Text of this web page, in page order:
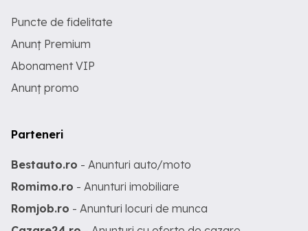
Puncte de fidelitate
Anunț Premium
Abonament VIP
Anunț promo
Parteneri
Bestauto.ro - Anunturi auto/moto
Romimo.ro - Anunturi imobiliare
Romjob.ro - Anunturi locuri de munca